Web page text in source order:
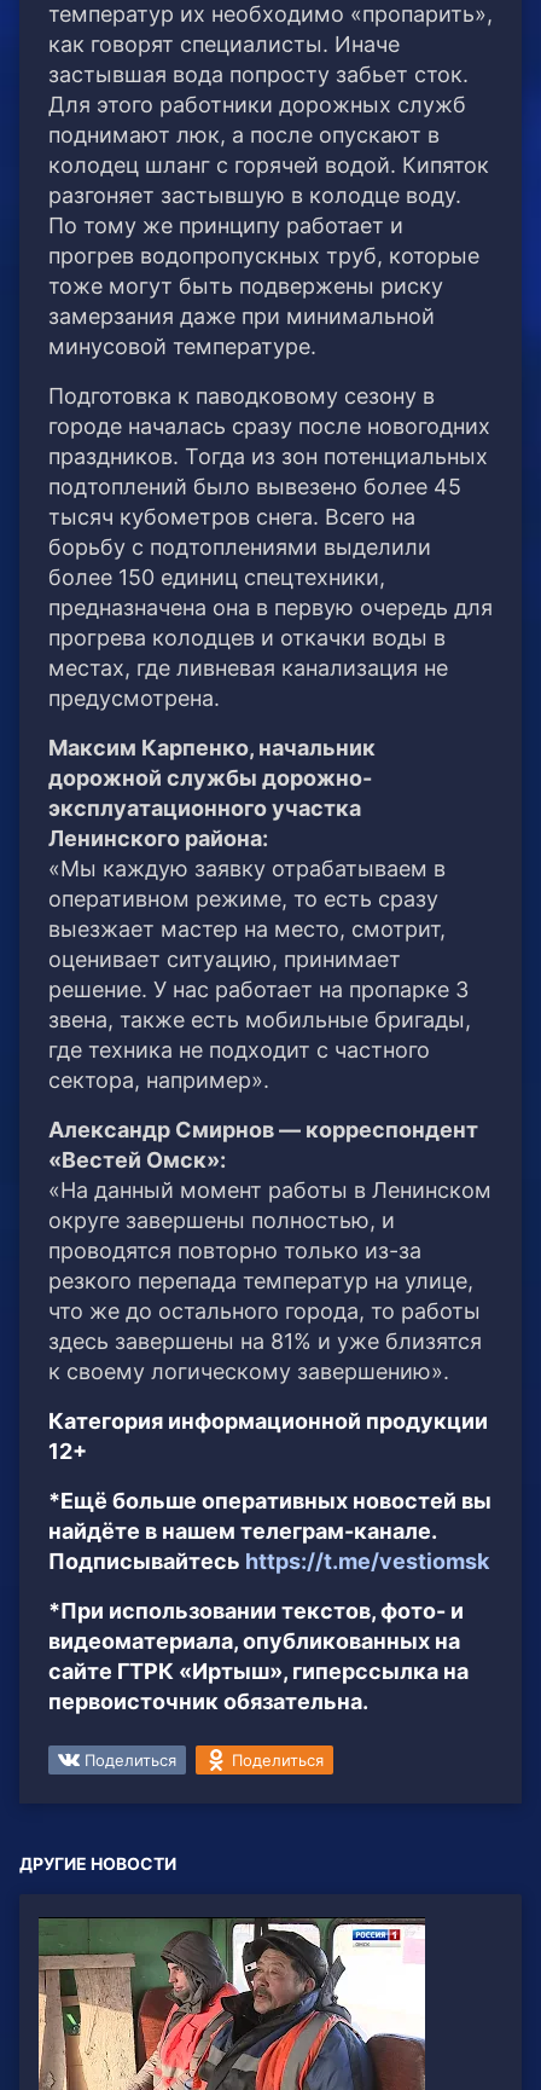
температур их необходимо «пропарить»,
как говорят специалисты. Иначе
застывшая вода попросту забьет сток.
Для этого работники дорожных служб
поднимают люк, а после опускают в
колодец шланг с горячей водой. Кипяток
разгоняет застывшую в колодце воду.
По тому же принципу работает и
прогрев водопропускных труб, которые
тоже могут быть подвержены риску
замерзания даже при минимальной
минусовой температуре.
Подготовка к паводковому сезону в
городе началась сразу после новогодних
праздников. Тогда из зон потенциальных
подтоплений было вывезено более 45
тысяч кубометров снега. Всего на
борьбу с подтоплениями выделили
более 150 единиц спецтехники,
предназначена она в первую очередь для
прогрева колодцев и откачки воды в
местах, где ливневая канализация не
предусмотрена.
Максим Карпенко, начальник
дорожной службы дорожно-
эксплуатационного участка
Ленинского района:
«Мы каждую заявку отрабатываем в
оперативном режиме, то есть сразу
выезжает мастер на место, смотрит,
оценивает ситуацию, принимает
решение. У нас работает на пропарке 3
звена, также есть мобильные бригады,
где техника не подходит с частного
сектора, например».
Александр Смирнов — корреспондент
«Вестей Омск»:
«На данный момент работы в Ленинском
округе завершены полностью, и
проводятся повторно только из-за
резкого перепада температур на улице,
что же до остального города, то работы
здесь завершены на 81% и уже близятся
к своему логическому завершению».
Категория информационной продукции
12+
*Ещё больше оперативных новостей вы
найдёте в нашем телеграм-канале.
Подписывайтесь https://t.me/vestiomsk
*При использовании текстов, фото- и
видеоматериала, опубликованных на
сайте ГТРК «Иртыш», гиперссылка на
первоисточник обязательна.
Поделиться Поделиться
ДРУГИЕ НОВОСТИ